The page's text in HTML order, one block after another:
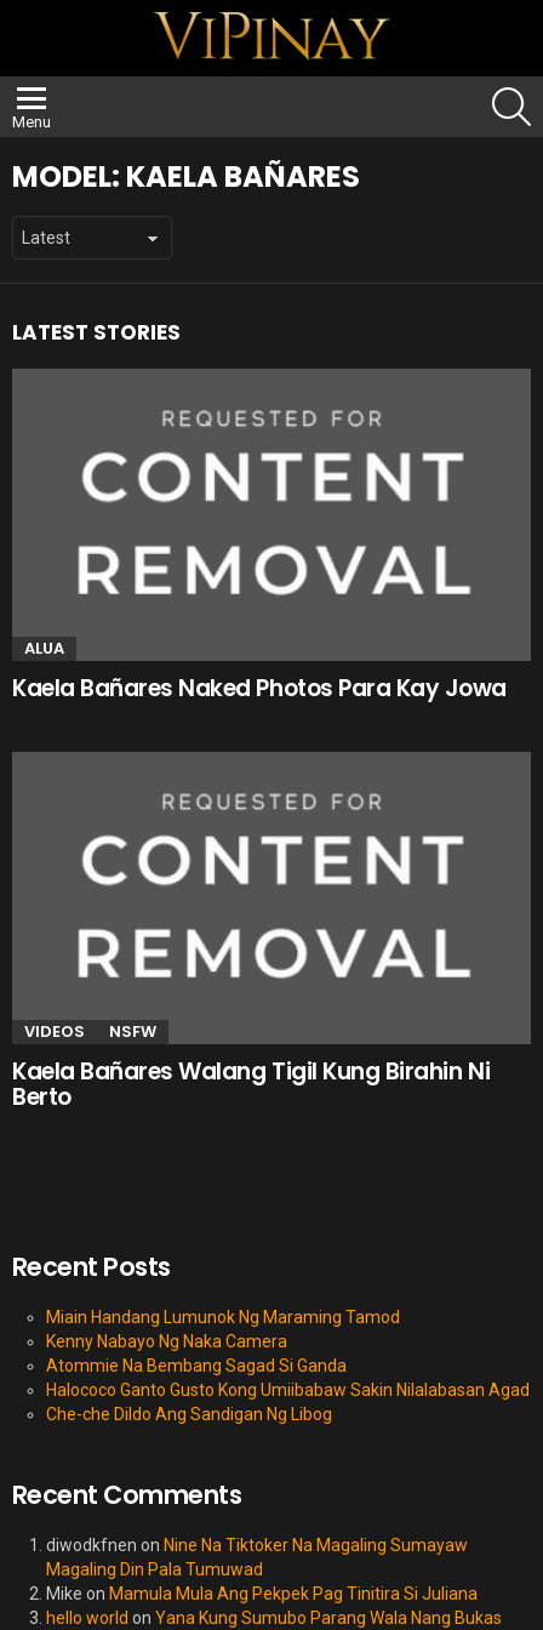
Menu
MODEL: KAELA BAÑARES
LATEST STORIES
ALUA
Kaela Bañares Naked Photos Para Kay Jowa
VIDEOS NSFW
Kaela Bañares Walang Tigil Kung Birahin Ni
Berto
Recent Posts
Miain Handang Lumunok Ng Maraming Tamod
Kenny Nabayo Ng Naka Camera
Atommie Na Bembang Sagad Si Ganda
Halococo Ganto Gusto Kong Umiibabaw Sakin Nilalabasan Agad
Che-che Dildo Ang Sandigan Ng Libog
Recent Comments
diwodkfnen on Nine Na Tiktoker Na Magaling Sumayaw
Magaling Din Pala Tumuwad
Mike on Mamula Mula Ang Pekpek Pag Tinitira Si Juliana
hello world on Yana Kung Sumubo Parang Wala Nang Bukas